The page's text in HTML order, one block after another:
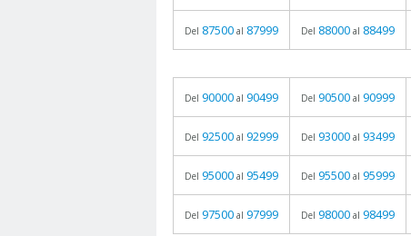
Del 87500 al 87999 Del 88000 al 88499
Del 90000 al 90499 Del 90500 al 90999
Del 92500 al 92999 Del 93000 al 93499
Del 95000 al 95499 Del 95500 al 95999
Del 97500 al 97999 Del 98000 al 98499